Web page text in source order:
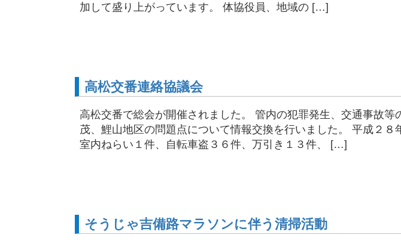
加して盛り上がっています。 体協役員、地域の […]
高松交番連絡協議会
高松交番で総会が開催されました。 管内の犯罪発生、交通事故等
茂、鯉山地区の問題点について情報交換を行いました。 平成２８
室内ねらい１件、自転車盗３６件、万引き１３件、 […]
そうじゃ吉備路マラソンに伴う清掃活動